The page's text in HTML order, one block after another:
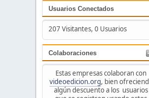
Usuarios Conectados
207 Visitantes, 0 Usuarios
Colaboraciones
Estas empresas colaboran con
videoedicion.org, bien
algún descuento a los usuarios